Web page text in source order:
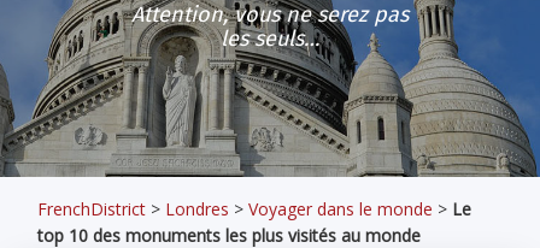
Attention, vous ne serez pas
les seuls…
FrenchDistrict > Londres >Voyager dans le monde > Le
top 10 des monuments les plus visités au monde